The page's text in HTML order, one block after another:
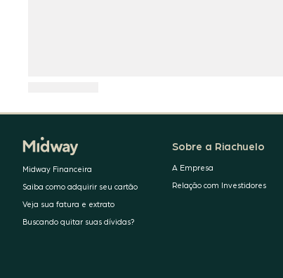
Midway Financeira
Saiba como adquirir seu cartão
Veja sua fatura e extrato
Buscando quitar suas dívidas?
Sobre a Riachuelo
A Empresa
Relação com Investidores